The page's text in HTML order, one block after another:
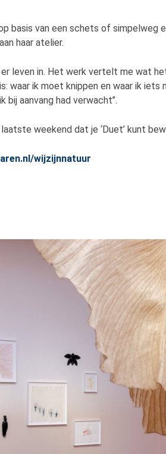
basis van een schets of simpelweg
haar atelier.
er leven in. Het werk vertelt me wat
waar ik moet knippen en waar ik
aanvang had verwacht’’.
weekend dat je ‘Duet’ kunt
wijzijnnatuur